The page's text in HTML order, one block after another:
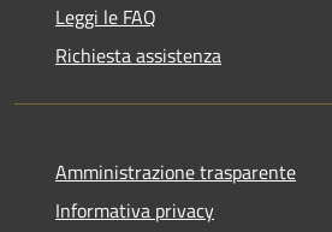
Leggi le FAQ
Richiesta assistenza
Amministrazione trasparente
Informativa privacy